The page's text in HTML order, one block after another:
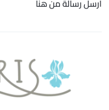
ارسل رسالة من هنا